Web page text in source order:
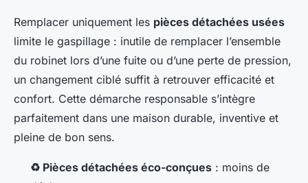
Remplacer uniquement les pièces détachées usées
limite le gaspillage : inutile de remplacer l’ensemble
du robinet lors d’une fuite ou d’une perte de pression,
un changement ciblé suffit à retrouver efficacité et
confort. Cette démarche responsable s’intègre
parfaitement dans une maison durable, inventive et
pleine de bon sens.
♻️ Pièces détachées éco-conçues : moins de